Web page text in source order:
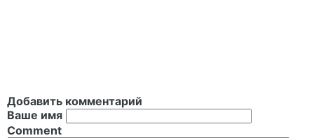
Добавить комментарий
Ваше имя
Comment